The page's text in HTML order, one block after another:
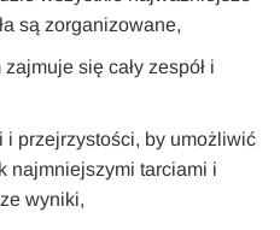
są zorganizowane,
się cały zespół i
przejrzystości, by umożliwić
najmniejszymi tarciami i
wyniki,